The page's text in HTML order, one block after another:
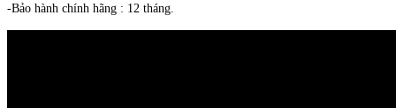
-Bảo hành chính hãng : 12 tháng.